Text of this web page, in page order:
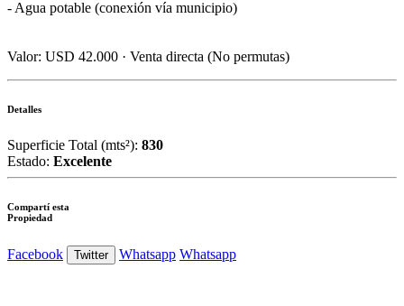
- Agua potable (conexión vía municipio)
Valor: USD 42.000 · Venta directa (No permutas)
Detalles
Superficie Total (mts²): 830
Estado: Excelente
Compartí esta
Propiedad
Facebook Twitter Whatsapp Whatsapp